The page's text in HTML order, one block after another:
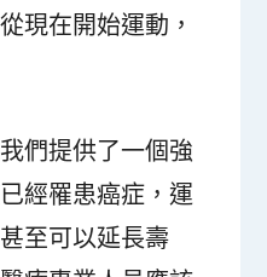
現在開始運動，
們提供了一個強
經罹患癌症，運
至可以延長壽